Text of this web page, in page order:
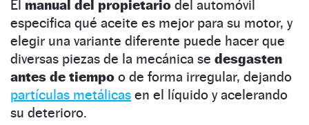
El manual del propietario del automóvil
especifica qué aceite es mejor para su motor, y
elegir una variante diferente puede hacer que
diversas piezas de la mecánica se desgasten
antes de tiempo o de forma irregular, dejando
partículas metálicas en el líquido y acelerando
su deterioro.